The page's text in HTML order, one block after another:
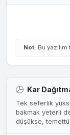
Not: Bu
Kar
Tek seferlik
bakmak yeterli
düşükse,